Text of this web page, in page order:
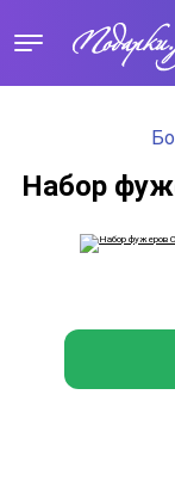
Набор